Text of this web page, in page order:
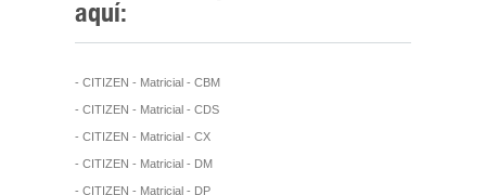
aquí:
- CITIZEN - Matricial - CBM
- CITIZEN - Matricial - CDS
- CITIZEN - Matricial - CX
- CITIZEN - Matricial - DM
- CITIZEN - Matricial - DP